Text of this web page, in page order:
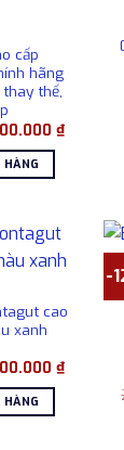
cấp
hãng
thế,
₫.
₫Giá
hiện
HÀNG
cao
xanh
₫.
₫Giá
hiện
HÀNG
-